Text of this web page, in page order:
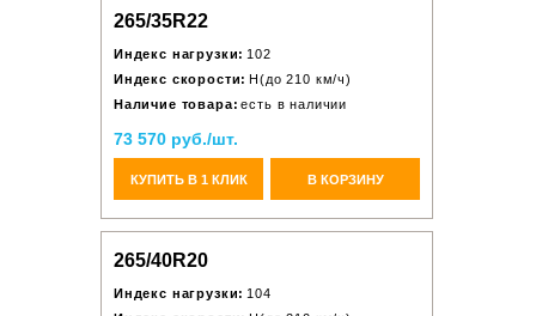
265/35R22
Индекс нагрузки: 102
Индекс скорости: H(до 210 км/ч)
Наличие товара: есть в наличии
73 570 руб./шт.
КУПИТЬ В 1 КЛИК В КОРЗИНУ
265/40R20
Индекс нагрузки: 104